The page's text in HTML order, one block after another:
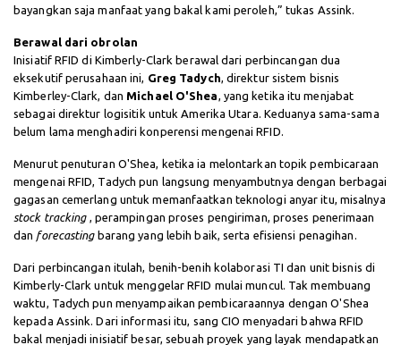
bayangkan saja manfaat yang bakal kami peroleh,” tukas Assink.
Berawal dari obrolan
Inisiatif RFID di Kimberly-Clark berawal dari perbincangan dua
eksekutif perusahaan ini, Greg Tadych, direktur sistem bisnis
Kimberley-Clark, dan Michael O'Shea, yang ketika itu menjabat
sebagai direktur logisitik untuk Amerika Utara. Keduanya sama-sama
belum lama menghadiri konperensi mengenai RFID.
Menurut penuturan O'Shea, ketika ia melontarkan topik pembicaraan
mengenai RFID, Tadych pun langsung menyambutnya dengan berbagai
gagasan cemerlang untuk memanfaatkan teknologi anyar itu, misalnya
stock tracking , perampingan proses pengiriman, proses penerimaan
dan forecasting barang yang lebih baik, serta efisiensi penagihan.
Dari perbincangan itulah, benih-benih kolaborasi TI dan unit bisnis di
Kimberly-Clark untuk menggelar RFID mulai muncul. Tak membuang
waktu, Tadych pun menyampaikan pembicaraannya dengan O'Shea
kepada Assink. Dari informasi itu, sang CIO menyadari bahwa RFID
bakal menjadi inisiatif besar, sebuah proyek yang layak mendapatkan